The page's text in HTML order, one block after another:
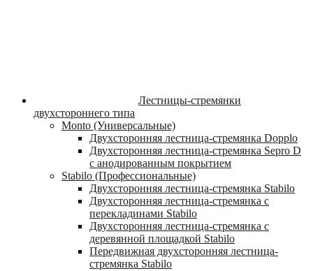
Лестницы-стремянки
двухстороннего типа
Monto (Универсальные)
Двухсторонняя лестница-стремянка Dopplo
Двухсторонняя лестница-стремянка Sepro D
с анодированным покрытием
Stabilo (Профессиональные)
Двухсторонняя лестница-стремянка Stabilo
Двухсторонняя лестница-стремянка с
перекладинами Stabilo
Двухсторонняя лестница-стремянка с
деревянной площадкой Stabilo
Передвижная двухсторонняя лестница-
стремянка Stabilo